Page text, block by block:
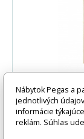
Detská
Nábytok Pegas a
jednotlivých
informácie
reklám. Súhlas